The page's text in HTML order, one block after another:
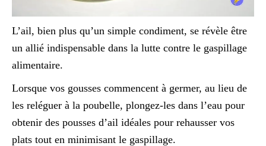
L’ail, bien plus qu’un simple condiment, se révèle être
un allié indispensable dans la lutte contre le gaspillage
alimentaire.
Lorsque vos gousses commencent à germer, au lieu de
les reléguer à la poubelle, plongez-les dans l’eau pour
obtenir des pousses d’ail idéales pour rehausser vos
plats tout en minimisant le gaspillage.